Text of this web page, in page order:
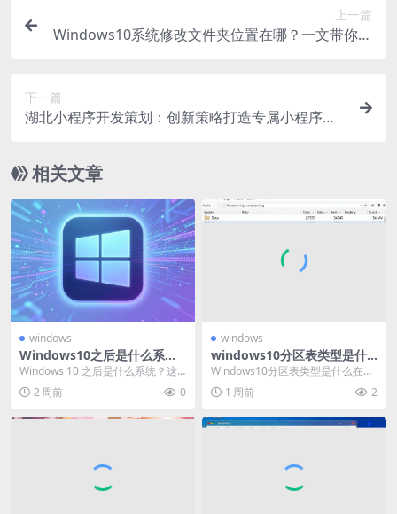
上一篇
Windows10系统修改文件夹位置在哪？一文带你快
下一篇
湖北小程序开发策划：创新策略打造专属小程序，
相关文章
windows
Windows10之后是什么系统
吗
Windows 10 之后是什么系统？这
是众多电脑用户和科技爱好者颇为
关注的问题...
2 周前 0
windows
windows10分区表类型是什
么
Windows10分区表类型是什么在计
算机存储领域，分区表类型对于操
作系统的正常...
1 周前 2